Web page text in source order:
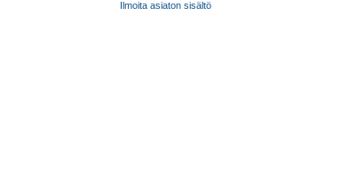
Ilmoita asiaton sisältö